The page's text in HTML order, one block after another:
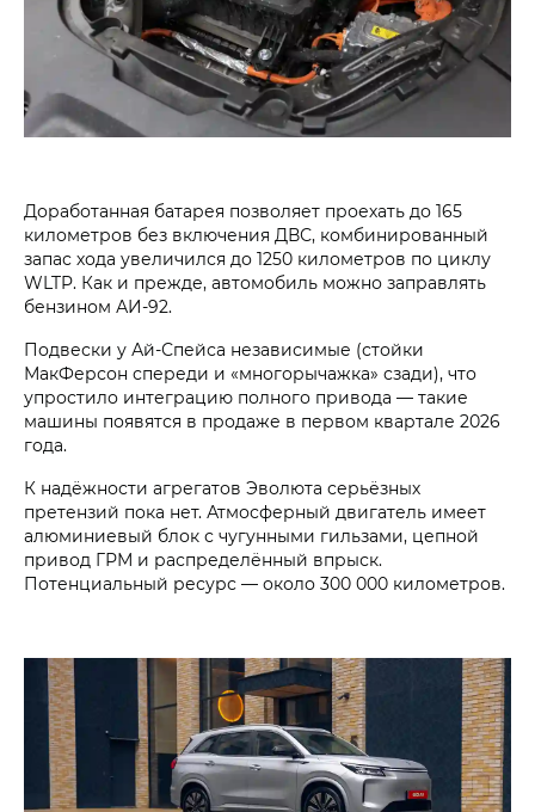
Доработанная батарея позволяет проехать до 165
километров без включения ДВС, комбинированный
запас хода увеличился до 1250 километров по циклу
WLTP. Как и прежде, автомобиль можно заправлять
бензином АИ-92.
Подвески у Ай-Спейса независимые (стойки
МакФерсон спереди и «многорычажка» сзади), что
упростило интеграцию полного привода — такие
машины появятся в продаже в первом квартале 2026
года.
К надёжности агрегатов Эволюта серьёзных
претензий пока нет. Атмосферный двигатель имеет
алюминиевый блок с чугунными гильзами, цепной
привод ГРМ и распределённый впрыск.
Потенциальный ресурс — около 300 000 километров.